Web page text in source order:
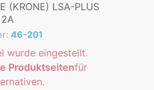
(KRONE) LSA-PLUS
46-201
wurde eingestellt.
Produktseitenfür